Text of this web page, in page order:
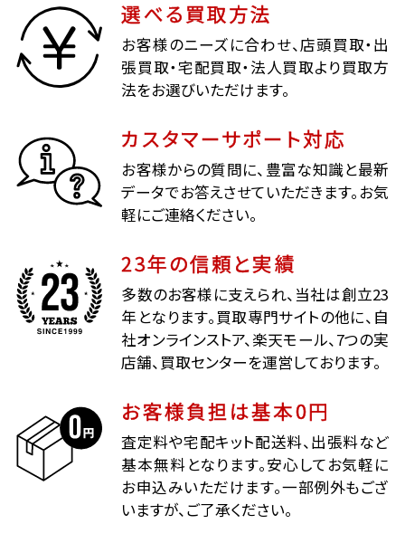
選べる買取方法
お客様のニーズに合わせ、店頭買取・出
張買取・宅配買取・法人買取より買取方
法をお選びいただけます。
カスタマーサポート対応
お客様からの質問に、豊富な知識と最新
データでお答えさせていただきます。お気
軽にご連絡ください。
23年の信頼と実績
多数のお客様に支えられ、当社は創立23
年となります。買取専門サイトの他に、自
社オンラインストア、楽天モール、7つの実
店舗、買取センターを運営しております。
お客様負担は基本0円
査定料や宅配キット配送料、出張料など
基本無料となります。安心してお気軽に
お申込みいただけます。一部例外もござ
いますが、ご了承ください。